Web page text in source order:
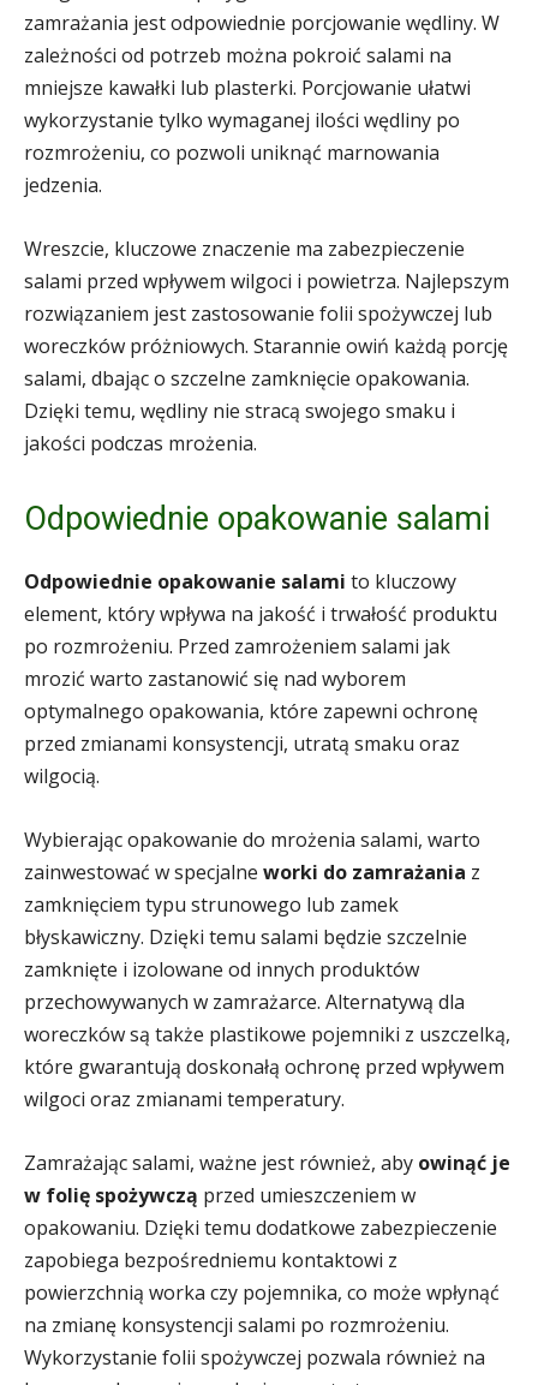
zamrażania jest odpowiednie porcjowanie wędliny. W
zależności od potrzeb można pokroić salami na
mniejsze kawałki lub plasterki. Porcjowanie ułatwi
wykorzystanie tylko wymaganej ilości wędliny po
rozmrożeniu, co pozwoli uniknąć marnowania
jedzenia.
Wreszcie, kluczowe znaczenie ma zabezpieczenie
salami przed wpływem wilgoci i powietrza. Najlepszym
rozwiązaniem jest zastosowanie folii spożywczej lub
woreczków próżniowych. Starannie owiń każdą porcję
salami, dbając o szczelne zamknięcie opakowania.
Dzięki temu, wędliny nie stracą swojego smaku i
jakości podczas mrożenia.
Odpowiednie opakowanie salami
Odpowiednie opakowanie salami to kluczowy
element, który wpływa na jakość i trwałość produktu
po rozmrożeniu. Przed zamrożeniem salami jak
mrozić warto zastanowić się nad wyborem
optymalnego opakowania, które zapewni ochronę
przed zmianami konsystencji, utratą smaku oraz
wilgocią.
Wybierając opakowanie do mrożenia salami, warto
zainwestować w specjalne worki do zamrażania z
zamknięciem typu strunowego lub zamek
błyskawiczny. Dzięki temu salami będzie szczelnie
zamknięte i izolowane od innych produktów
przechowywanych w zamrażarce. Alternatywą dla
woreczków są także plastikowe pojemniki z uszczelką,
które gwarantują doskonałą ochronę przed wpływem
wilgoci oraz zmianami temperatury.
Zamrażając salami, ważne jest również, aby owinąć je
w folię spożywczą przed umieszczeniem w
opakowaniu. Dzięki temu dodatkowe zabezpieczenie
zapobiega bezpośredniemu kontaktowi z
powierzchnią worka czy pojemnika, co może wpłynąć
na zmianę konsystencji salami po rozmrożeniu.
Wykorzystanie folii spożywczej pozwala również na